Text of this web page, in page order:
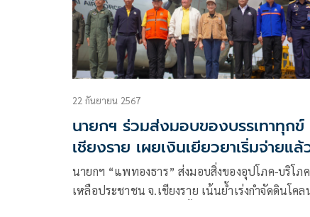
ภารกิจ การประชุมผู้นำเขตเศรษฐกิจเอเปค ครั้งที่
และการประชุมอื่นๆที่เกี่ยวข้อง ณ กรุงลิมา สาธาร
เปรู ดังนี้
22 กันยายน 2567
นายกฯ ร่วมส่งมอบของบรรเทาทุกข์
เชียงราย เผยเงินเยียวยาเริ่มจ่ายแล้
นายกฯ “แพทองธาร” ส่งมอบสิ่งของอุปโภค-บริโภ
เหลือประชาชน จ.เชียงราย เน้นย้ำเร่งกำจัดดินโค